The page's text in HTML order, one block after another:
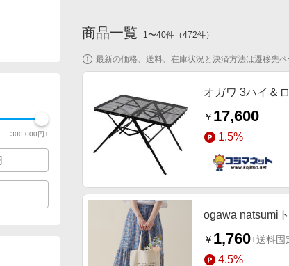
300,000円+
商品一覧 1〜40件 （472件）
最新の価格、送料、在庫状況と決済方法は遷移先ペ
オガワ 3ハイ＆
￥ 17,600
1.5%
ogawa natsumi
￥ 1,760+送料固
4.5%